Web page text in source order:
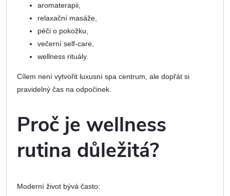
aromaterapii,
relaxační masáže,
péči o pokožku,
večerní self-care,
wellness rituály.
Cílem není vytvořit luxusní spa centrum, ale dopřát si
pravidelný čas na odpočinek.
Proč je wellness
rutina důležitá?
Moderní život bývá často: